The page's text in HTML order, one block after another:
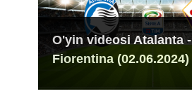
O'yin videosi Atalanta -
Fiorentina (02.06.2024)